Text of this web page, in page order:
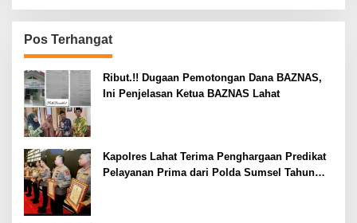
Pos Terhangat
Ribut.!! Dugaan Pemotongan Dana BAZNAS,
Ini Penjelasan Ketua BAZNAS Lahat
Kapolres Lahat Terima Penghargaan Predikat
Pelayanan Prima dari Polda Sumsel Tahun